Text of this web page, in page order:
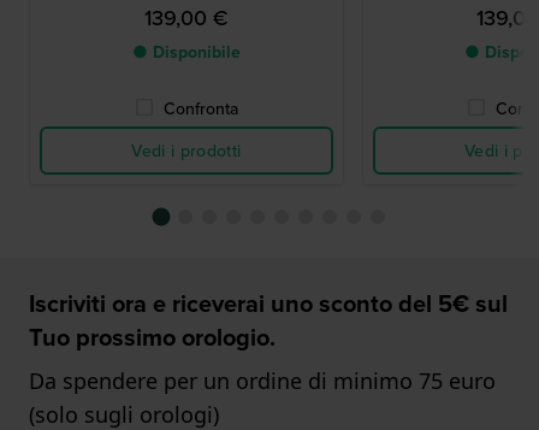
139,00 €
● Disponibile
Confronta
Vedi i prodotti
●
Vedi i
Iscriviti ora e riceverai uno sconto del 5€ sul
Tuo prossimo orologio.
Da spendere per un ordine di minimo 75 euro
(solo sugli orologi)